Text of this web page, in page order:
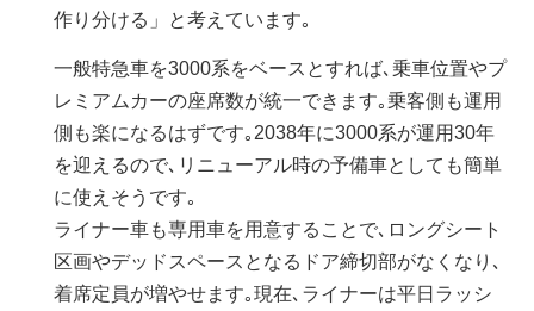
作り分ける」と考えています｡
一般特急車を3000系をベースとすれば､乗車位置やプ
レミアムカーの座席数が統一できます｡乗客側も運用
側も楽になるはずです｡2038年に3000系が運用30年
を迎えるので､リニューアル時の予備車としても簡単
に使えそうです｡
ライナー車も専用車を用意することで､ロングシート
区画やデッドスペースとなるドア締切部がなくなり､
着席定員が増やせます｡現在､ライナーは平日ラッシ